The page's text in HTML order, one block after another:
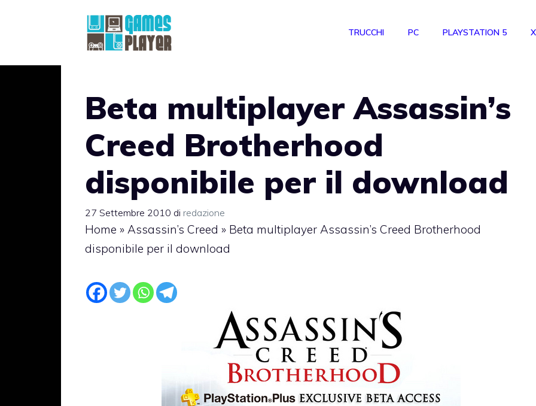
TRUCCHI PC PLAYSTATION 5
Beta multiplayer Assassin’s
Creed Brotherhood
disponibile per il download
27 Settembre 2010 di redazione
Home » Assassin’s Creed » Beta multiplayer Assassin’s Creed Brotherhood
disponibile per il download